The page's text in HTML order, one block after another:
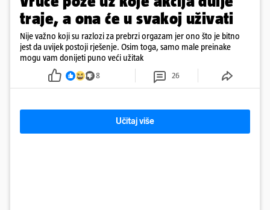
traje, a ona će u svakoj uživati
Nije važno koji su razlozi za prebrzi orgazam jer ono što je bitno
jest da uvijek postoji rješenje. Osim toga, samo male preinake
mogu vam donijeti puno veći užitak
8 26
Učitaj više